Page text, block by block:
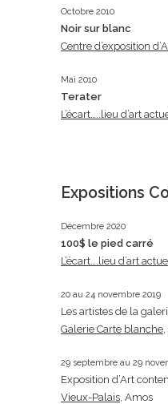
Octobre 2010
Noir sur blanc
Centre d’exposition
Mai 2010
Terater
L’écart…..lieu d’art
Expositions
Décembre 2020
100$ le pied carré
L’écart….lieu d’art
20 au 24 novembre 2019
Les artistes de la
Galerie Carte blanche
29 septembre au 29
Exposition d’Art
Vieux-Palais, Amos